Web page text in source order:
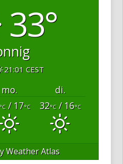
33°
21:01 CEST
mo.
di.
/ 17°C 32°C/ 16°C
Weather Atlas